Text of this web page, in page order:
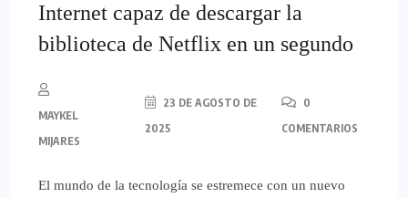
Internet capaz de descargar la
biblioteca de Netflix en un segundo
MAYKEL
MIJARES
23 DE AGOSTO DE
2025
0
COMENTARIOS
El mundo de la tecnología se estremece con un nuevo